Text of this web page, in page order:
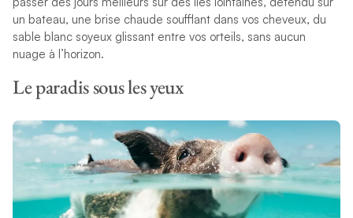
un bateau, une brise chaude soufflant dans vos cheveux, du
sable blanc soyeux glissant entre vos orteils, sans aucun
nuage à l’horizon.
Le paradis sous les yeux